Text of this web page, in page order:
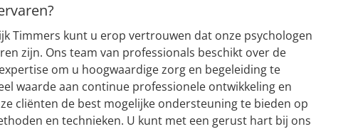
Timmers kunt u erop vertrouwen dat onze psychologen
zijn. Ons team van professionals beschikt over de
om u hoogwaardige zorg en begeleiding te
waarde aan continue professionele ontwikkeling en
cliënten de best mogelijke ondersteuning te bieden op
en technieken. U kunt met een gerust hart bij ons